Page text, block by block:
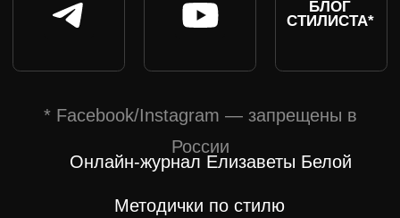
ИП БЕЛАЯ ЕЛИЗАВЕТА АЛЕКСАНДРОВНА,
© ВСЕ ПРАВА ЗАЩИЩЕНЫ. МАТЕРИАЛЫ
ЗАПРЕЩЕНО КОПИРОВАТЬ 2025
РАЗРАБОТКА САЙТАЭТЕНШЕН